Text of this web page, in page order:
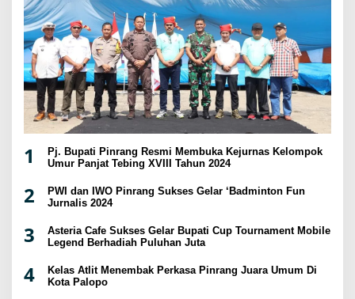
1
Pj. Bupati Pinrang Resmi Membuka Kejurnas Kelompok
Umur Panjat Tebing XVIII Tahun 2024
2
PWI dan IWO Pinrang Sukses Gelar ‘Badminton Fun
Jurnalis 2024
3
Asteria Cafe Sukses Gelar Bupati Cup Tournament Mobile
Legend Berhadiah Puluhan Juta
4
Kelas Atlit Menembak Perkasa Pinrang Juara Umum Di
Kota Palopo